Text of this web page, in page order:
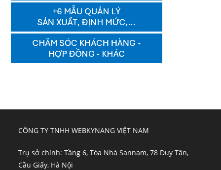
CÔNG TY TNHH WEBKYNANG VIỆT NAM
Trụ sở chính: Tầng 6, Tòa Nhà Sannam, 78 Duy Tân,
Cầu Giấy, Hà Nội